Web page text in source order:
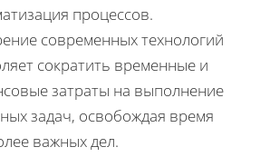
процессов.
современных технологий
сократить временные и
затраты на выполнение
задач, освобождая время
важных дел.